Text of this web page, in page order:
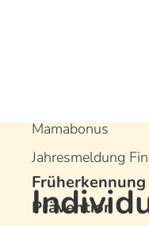
Mamabonus
Jahresmeldung
Prävention